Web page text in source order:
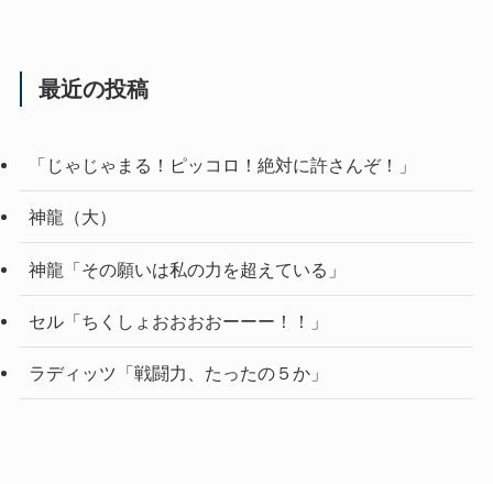
最近の投稿
「じゃじゃまる！ピッコロ！絶対に許さんぞ！」
神龍（大）
神龍「その願いは私の力を超えている」
セル「ちくしょおおおおーーー！！」
ラディッツ「戦闘力、たったの５か」